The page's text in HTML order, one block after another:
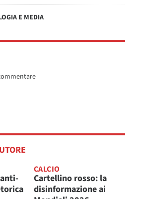
E MEDIA
CALCIO
Cartellino rosso: la
disinformazione ai